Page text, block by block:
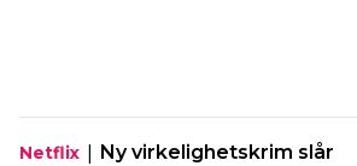
Netflix | Ny virkelighetskrim slår